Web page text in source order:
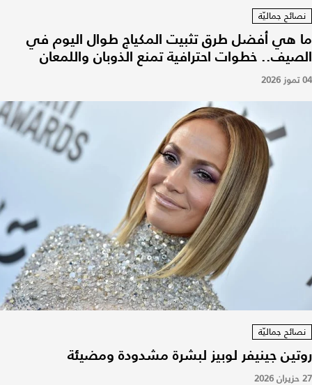
نصائح جماليّة
ما هي أفضل طرق تثبيت المكياج طوال اليوم في
الصيف.. خطوات احترافية تمنع الذوبان واللمعان
04 تموز 2026
نصائح جماليّة
روتين جينيفر لوبيز لبشرة مشدودة ومضيئة
27 حزيران 2026